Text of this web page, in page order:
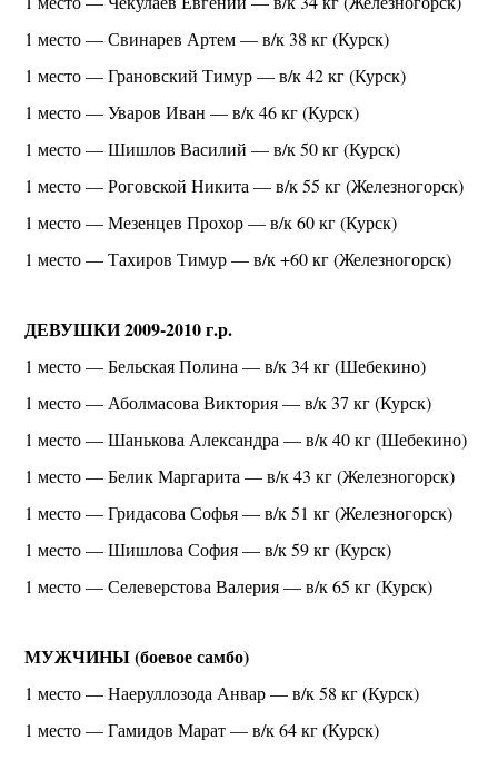
1 место — Свинарев Артем — в/к 38 кг (Курск)
1 место — Грановский Тимур — в/к 42 кг (Курск)
1 место — Уваров Иван — в/к 46 кг (Курск)
1 место — Шишлов Василий — в/к 50 кг (Курск)
1 место — Роговской Никита — в/к 55 кг (Железногорск)
1 место — Мезенцев Прохор — в/к 60 кг (Курск)
1 место — Тахиров Тимур — в/к +60 кг (Железногорск)
ДЕВУШКИ 2009-2010 г.р.
1 место — Бельская Полина — в/к 34 кг (Шебекино)
1 место — Аболмасова Виктория — в/к 37 кг (Курск)
1 место — Шанькова Александра — в/к 40 кг (Шебекино)
1 место — Белик Маргарита — в/к 43 кг (Железногорск)
1 место — Гридасова Софья — в/к 51 кг (Железногорск)
1 место — Шишлова София — в/к 59 кг (Курск)
1 место — Селеверстова Валерия — в/к 65 кг (Курск)
МУЖЧИНЫ (боевое самбо)
1 место — Наеруллозода Анвар — в/к 58 кг (Курск)
1 место — Гамидов Марат — в/к 64 кг (Курск)